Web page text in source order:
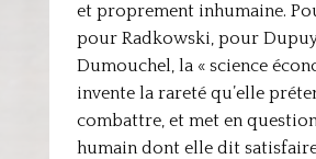
et proprement inhumaine.
pour Radkowski, pour
Dumouchel, la « science
invente la rareté qu’elle
combattre, et met en
humain dont elle dit